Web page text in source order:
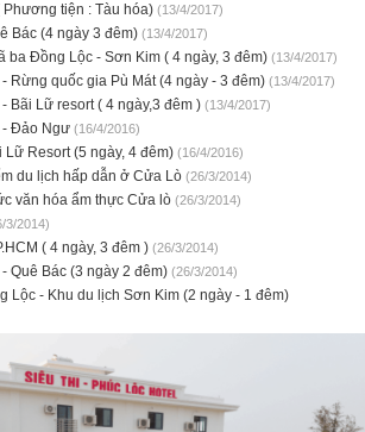
tiện : Tàu hóa) (13/4/2017)
Bác (4 ngày 3 đêm) (13/4/2017)
ba Đồng Lộc - Sơn Kim ( 4 ngày, 3 đêm) (13/4/2017)
Rừng quốc gia Pù Mát (4 ngày - 3 đêm) (13/4/2017)
Bãi Lữ resort ( 4 ngày,3 đêm ) (13/4/2017)
- Đảo Ngư (16/4/2016)
Lữ Resort (5 ngày, 4 đêm) (16/4/2016)
du lịch hấp dẫn ở Cửa Lò (26/3/2014)
văn hóa ẩm thực Cửa lò (26/3/2014)
3/2014)
( 4 ngày, 3 đêm ) (26/3/2014)
Quê Bác (3 ngày 2 đêm) (26/3/2014)
Lộc - Khu du lịch Sơn Kim (2 ngày - 1 đêm)